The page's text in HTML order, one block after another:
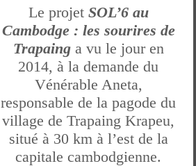
Le projet SOL’6 au
Cambodge : les sourires de
Trapainga vu le jour en
2014, à la demande du
Vénérable Aneta,
responsable de la pagode du
village de Trapaing Krapeu,
situé à 30 km à l’est de la
capitale cambodgienne.